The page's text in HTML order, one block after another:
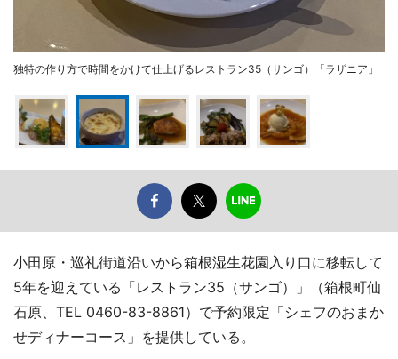
独特の作り方で時間をかけて仕上げるレストラン35（サンゴ）「ラザニア」
小田原・巡礼街道沿いから箱根湿生花園入り口に移転して
5年を迎えている「レストラン35（サンゴ）」（箱根町仙
石原、TEL 0460-83-8861）で予約限定「シェフのおまか
せディナーコース」を提供している。